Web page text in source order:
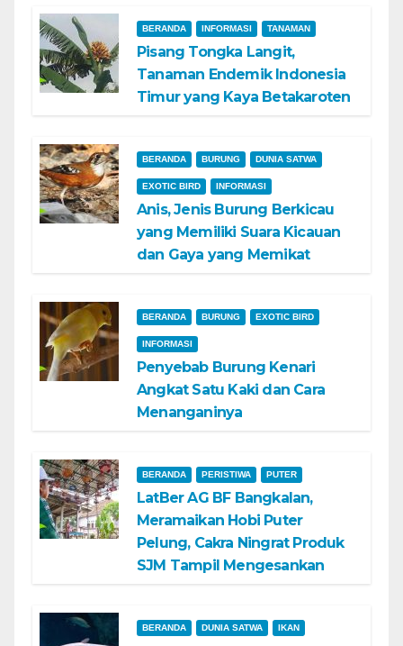
BERANDA INFORMASI TANAMAN
Pisang Tongka Langit,
Tanaman Endemik Indonesia
Timur yang Kaya Betakaroten
BERANDA BURUNG DUNIA SATWA
EXOTIC BIRD INFORMASI
Anis, Jenis Burung Berkicau
yang Memiliki Suara Kicauan
dan Gaya yang Memikat
BERANDA BURUNG EXOTIC BIRD
INFORMASI
Penyebab Burung Kenari
Angkat Satu Kaki dan Cara
Menanganinya
BERANDA PERISTIWA PUTER
LatBer AG BF Bangkalan,
Meramaikan Hobi Puter
Pelung, Cakra Ningrat Produk
SJM Tampil Mengesankan
BERANDA DUNIA SATWA IKAN